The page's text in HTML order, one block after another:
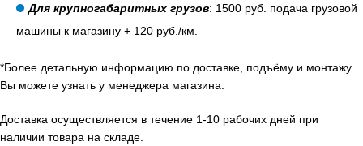
Для крупногабаритных грузов: 1500 руб. подача грузовой
машины к магазину + 120 руб./км.
*Более детальную информацию по доставке, подъёму и монтажу
Вы можете узнать у менеджера магазина.
Доставка осуществляется в течение 1-10 рабочих дней при
наличии товара на складе.